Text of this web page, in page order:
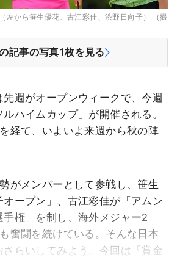
左から笹生優花、古江彩佳、渋野日向子） （撮
記事の写真1枚を見る
週がオープンウィークで、今週
ハイムカップ」が開催される。
経て、いよいよ来週から秋の陣
がメンバーとして参戦し、笹生
ープン」、古江彩佳が「アムン
権」を制し、海外メジャー2
奮闘を続けている。そんな日本
らいしてみよう。今回は『賞金